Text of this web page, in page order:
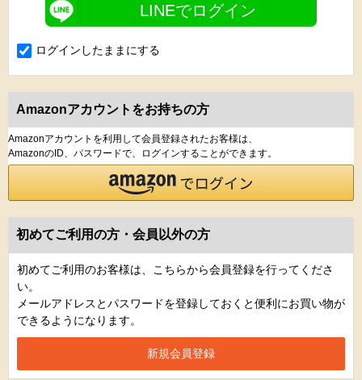
LINEでログイン
ログインしたままにする
Amazonアカウントをお持ちの方
Amazonアカウントを利用して会員登録されたお客様は、
AmazonのID、パスワードで、ログインすることができます。
初めてご利用の方・会員以外の方
初めてご利用のお客様は、こちらから会員登録を行ってくださ
い。
メールアドレスとパスワードを登録しておくと便利にお買い物が
できるようになります。